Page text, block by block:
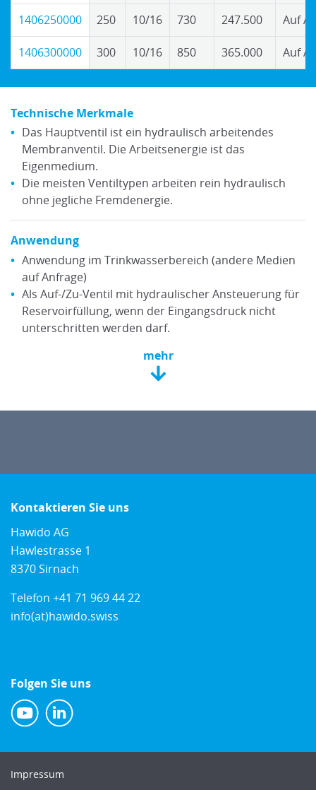
1406250000 250 10/16 730 247.500 Auf
1406300000 300 10/16 850 365.000 Auf
Technische Merkmale
Das Hauptventil ist ein hydraulisch arbeitendes
Membranventil. Die Arbeitsenergie ist das
Eigenmedium.
Die meisten Ventiltypen arbeiten rein hydraulisch
ohne jegliche Fremdenergie.
Anwendung
Anwendung im Trinkwasserbereich (andere Medien
auf Anfrage)
Als Auf-/Zu-Ventil mit hydraulischer Ansteuerung für
Reservoirfüllung, wenn der Eingangsdruck nicht
unterschritten werden darf.
mehr
Kontaktieren Sie uns
Hawido AG
Hawlestrasse 1
8370 Sirnach
Telefon +41 71 969 44 22
info(at)hawido.swiss
Folgen Sie uns
Impressum